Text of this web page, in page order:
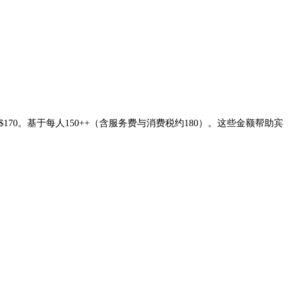
。基于每人150++（含服务费与消费税约180）。这些金额帮助宾